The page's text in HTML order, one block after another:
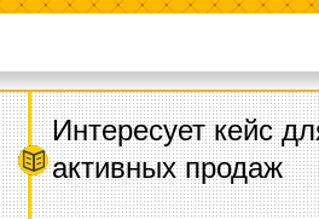
Интересует кейс
активных продаж